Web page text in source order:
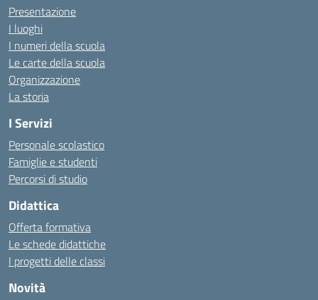
Presentazione
I luoghi
I numeri della scuola
Le carte della scuola
Organizzazione
La storia
I Servizi
Personale scolastico
Famiglie e studenti
Percorsi di studio
Didattica
Offerta formativa
Le schede didattiche
I progetti delle classi
Novità